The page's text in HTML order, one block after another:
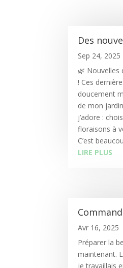
Des
Sep 24, 2025
🌿 Nouvelles
! Ces
doucement
de mon
j’adore :
floraisons à
C’est
LIRE PLUS
Avr 16, 2025
Préparer la
maintenant.
je travaillais